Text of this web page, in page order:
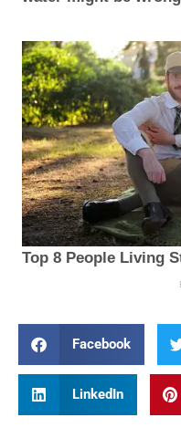
Facebook
LinkedIn